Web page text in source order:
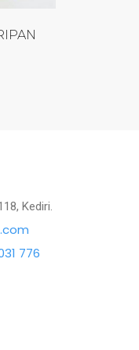
Kediri.
776